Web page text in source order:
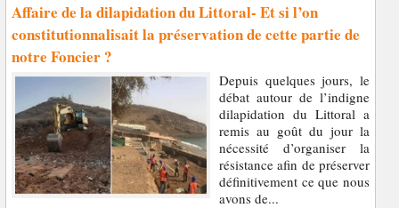
Affaire de la dilapidation du Littoral- Et si l’on
constitutionnalisait la préservation de cette partie de
notre Foncier ?
Depuis quelques jours, le
débat autour de l’indigne
dilapidation du Littoral a
remis au goût du jour la
nécessité d’organiser la
résistance afin de préserver
définitivement ce que nous
avons de...